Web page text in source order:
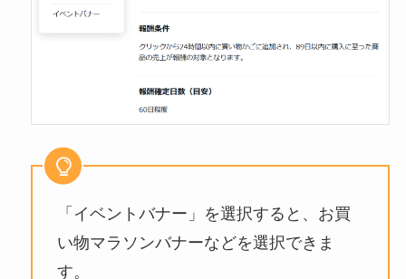
「イベントバナー」を選択すると、お買
い物マラソンバナーなどを選択できま
す。